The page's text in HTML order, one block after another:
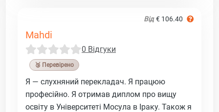
Від € 106.40
Mahdi
0 Відгуки
🥉 Перевірено
Я — слухняний перекладач. Я працюю
професійно. Я отримав диплом про вищу
освіту в Університеті Мосула в Іраку. Також я